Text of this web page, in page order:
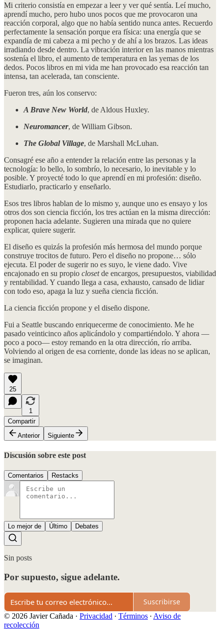
Mi criterio consistía en empezar a leer y ver qué sentía. Leí mucho,
aprendí mucho, pero hubo unos pocos que me provocaron una
reacción corporal, algo que no había sentido nunca antes. Recuerdo
perfectamente la sensación porque era física: una energía que se
expandía de mi cabeza a mi pecho y de ahí a los brazos. Las ideas
irradiando desde dentro. La vibración interior en las manos mientras
sostenía el libro, el aumento de temperatura en las yemas de los
dedos. Pocos libros en mi vida me han provocado esa reacción tan
intensa, tan acelerada, tan consciente.
Fueron tres, aún los conservo:
A Brave New World, de Aldous Huxley.
Neuromancer, de William Gibson.
The Global Village, de Marshall McLuhan.
Consagré ese año a entender la relación entre las personas y la
tecnología: lo bello, lo sombrío, lo necesario, lo inevitable y lo
posible. Y proyecté todo lo que aprendí en mi profesión: diseño.
Estudiarlo, practicarlo y enseñarlo.
Esos tres libros hablan de lo mismo y, aunque uno es ensayo y los
otros dos son ciencia ficción, los tres actúan en la misma dirección:
proponen hacia adelante. Sugieren una mirada que no quiere
explicar, quiere sugerir.
El diseño es quizás la profesión más hermosa del mundo porque
construye trocitos de futuro. Pero el diseño no propone… sólo
ejecuta. El poder de sugerir no es suyo, le viene dado. Vive
encajonado en su propio closetde encargos, presupuestos, viabilidad
y rentabilidad. Y cuando llega a casa, exhausto, cansado de lidiar
con todo eso, apaga la luz y sueña ciencia ficción.
La ciencia ficción propone y el diseño dispone.
Fui a Seattle buscando enriquecerme de conocimiento. Me he
pasado veinticinco años aplicándolo y compartiéndolo. Y ahora —
poco a poco— estoy remando en la otra dirección, río arriba.
Volviendo al origen de esa corriente, donde las ideas no se aplican,
se imaginan.
25
1
Compartir
Anterior
Siguiente
Discusión sobre este post
Comentarios Restacks
Lo mejor de Último Debates
Sin posts
Por supuesto, sigue adelante.
Suscribirse
© 2026 Javier Cañada · Privacidad ∙ Términos ∙ Aviso de
recolección